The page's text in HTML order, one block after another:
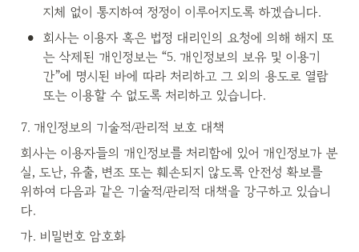
지체 없이 통지하여 정정이 이루어지도록 하겠습니다.
•
회사는 이용자 혹은 법정 대리인의 요청에 의해 해지 또
는 삭제된 개인정보는 “5. 개인정보의 보유 및 이용기
간”에 명시된 바에 따라 처리하고 그 외의 용도로 열람
또는 이용할 수 없도록 처리하고 있습니다.
7. 개인정보의 기술적/관리적 보호 대책
회사는 이용자들의 개인정보를 처리함에 있어 개인정보가 분
실, 도난, 유출, 변조 또는 훼손되지 않도록 안전성 확보를
위하여 다음과 같은 기술적/관리적 대책을 강구하고 있습니
다.
가. 비밀번호 암호화